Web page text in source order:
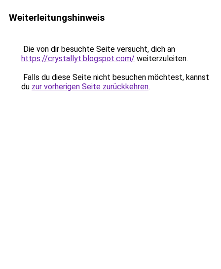
Weiterleitungshinweis
Die von dir besuchte Seite versucht, dich an
https://crystallyt.blogspot.com/ weiterzuleiten.
Falls du diese Seite nicht besuchen möchtest, kannst
du zur vorherigen Seite zurückkehren.